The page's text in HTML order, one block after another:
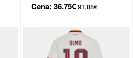
Kratek Rokav (+ hlače)
Cena: 36.75€ 91.88€